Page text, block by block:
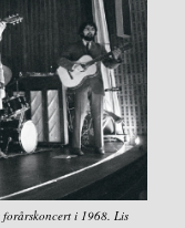
forårskoncert i 1968. Lis